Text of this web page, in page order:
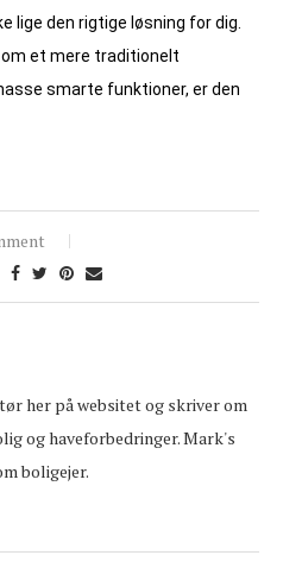
lige den rigtige løsning for dig.
om et mere traditionelt
smarte funktioner, er den
her på websitet og skriver om
og haveforbedringer. Mark's
boligejer.